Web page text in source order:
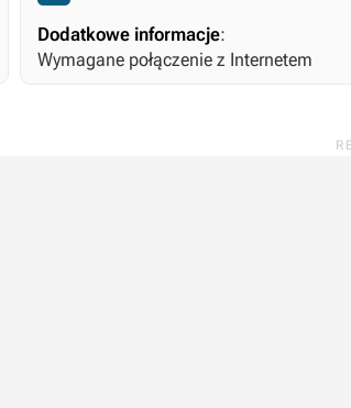
Dodatkowe informacje:
Wymagane połączenie z Internetem